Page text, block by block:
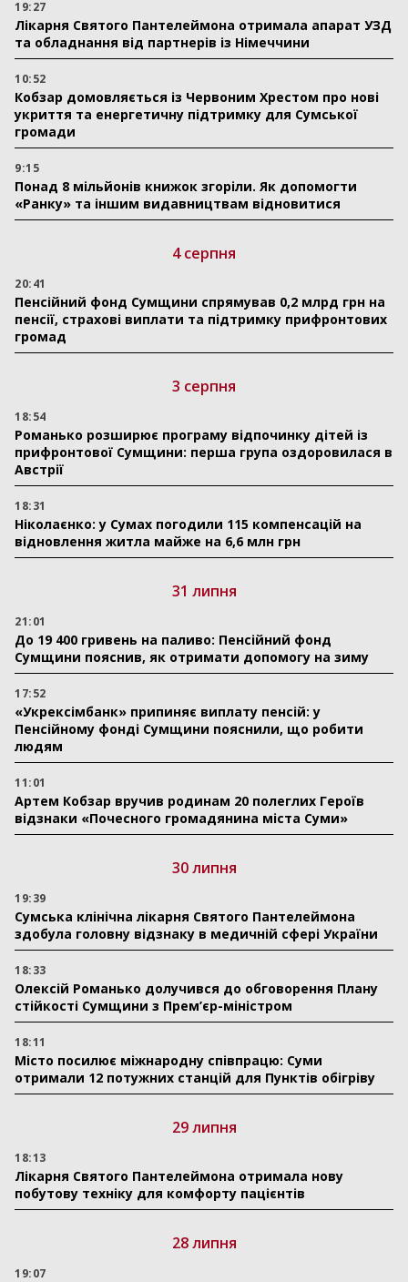
19:27
Лікарня Святого Пантелеймона отримала апарат УЗД
та обладнання від партнерів із Німеччини
10:52
Кобзар домовляється із Червоним Хрестом про нові
укриття та енергетичну підтримку для Сумської
громади
9:15
Понад 8 мільйонів книжок згоріли. Як допомогти
«Ранку» та іншим видавництвам відновитися
4 серпня
20:41
Пенсійний фонд Сумщини спрямував 0,2 млрд грн на
пенсії, страхові виплати та підтримку прифронтових
громад
3 серпня
18:54
Романько розширює програму відпочинку дітей із
прифронтової Сумщини: перша група оздоровилася в
Австрії
18:31
Ніколаєнко: у Сумах погодили 115 компенсацій на
відновлення житла майже на 6,6 млн грн
31 липня
21:01
До 19 400 гривень на паливо: Пенсійний фонд
Сумщини пояснив, як отримати допомогу на зиму
17:52
«Укрексімбанк» припиняє виплату пенсій: у
Пенсійному фонді Сумщини пояснили, що робити
людям
11:01
Артем Кобзар вручив родинам 20 полеглих Героїв
відзнаки «Почесного громадянина міста Суми»
30 липня
19:39
Сумська клінічна лікарня Святого Пантелеймона
здобула головну відзнаку в медичній сфері України
18:33
Олексій Романько долучився до обговорення Плану
стійкості Сумщини з Прем’єр-міністром
18:11
Місто посилює міжнародну співпрацю: Суми
отримали 12 потужних станцій для Пунктів обігріву
29 липня
18:13
Лікарня Святого Пантелеймона отримала нову
побутову техніку для комфорту пацієнтів
28 липня
19:07